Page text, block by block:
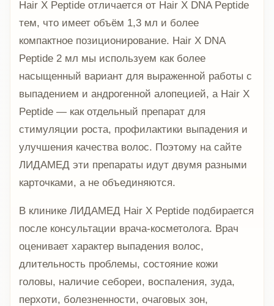
Hair X Peptide отличается от Hair X DNA Peptide
тем, что имеет объём 1,3 мл и более
компактное позиционирование. Hair X DNA
Peptide 2 мл мы используем как более
насыщенный вариант для выраженной работы с
выпадением и андрогенной алопецией, а Hair X
Peptide — как отдельный препарат для
стимуляции роста, профилактики выпадения и
улучшения качества волос. Поэтому на сайте
ЛИДАМЕД эти препараты идут двумя разными
карточками, а не объединяются.
В клинике ЛИДАМЕД Hair X Peptide подбирается
после консультации врача-косметолога. Врач
оценивает характер выпадения волос,
длительность проблемы, состояние кожи
головы, наличие себореи, воспаления, зуда,
перхоти, болезненности, очаговых зон,